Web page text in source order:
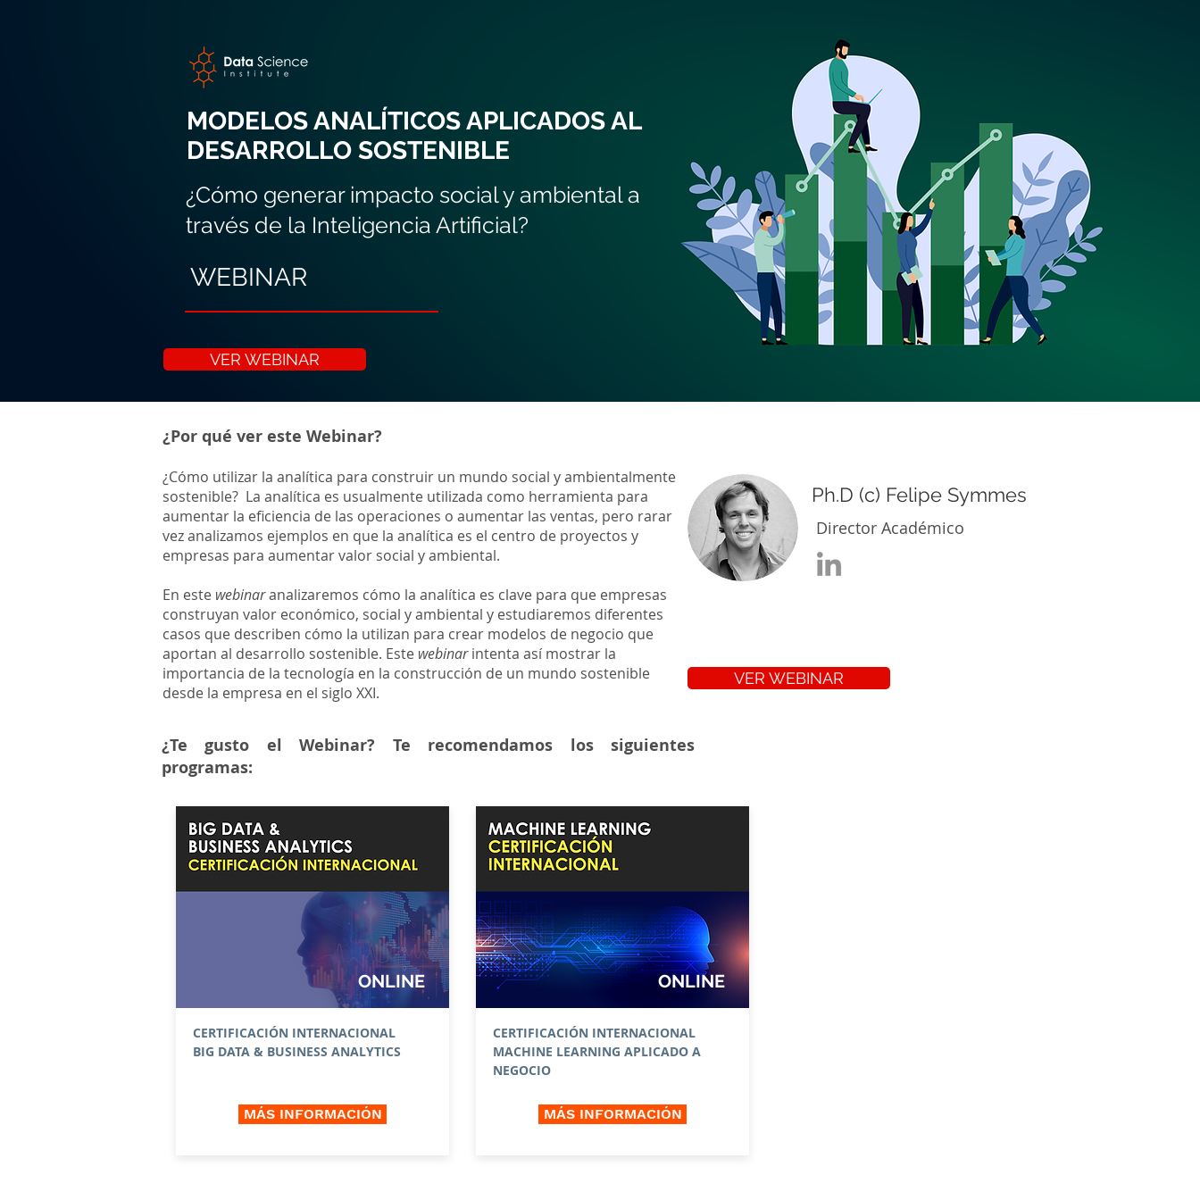
MODELOS ANALÍTICOS APLICADOS AL
DESARROLLO SOSTENIBLE
WEBINAR
¿Cómo generar impacto social y ambiental a
través de la Inteligencia Artificial?
VER WEBINAR
¿Por qué ver este Webinar?
¿Cómo utilizar la analítica para construir un mundo social y ambientalmente
sostenible? La analítica es usualmente utilizada como herramienta para
aumentar la eficiencia de las operaciones o aumentar las ventas, pero rarar
vez analizamos ejemplos en que la analítica es el centro de proyectos y
empresas para aumentar valor social y ambiental.
En este webinaranalizaremos cómo la analítica es clave para que empresas
construyan valor económico, social y ambiental y estudiaremos diferentes
casos que describen cómo la utilizan para crear modelos de negocio que
aportan al desarrollo sostenible. Este webinarintenta así mostrar la
importancia de la tecnología en la construcción de un mundo sostenible
desde la empresa en el siglo XXI.
Ph.D (c) Felipe Symmes
Director Académico
VER WEBINAR
¿Te gusto el Webinar? Te recomendamos los siguientes
programas:
ONLINE
CERTIFICACIÓN INTERNACIONAL
BIG DATA & BUSINESS ANALYTICS
MÁS INFORMACIÓN
ONLINE
CERTIFICACIÓN INTERNACIONAL
MACHINE LEARNING APLICADO A
NEGOCIO
MÁS INFORMACIÓN